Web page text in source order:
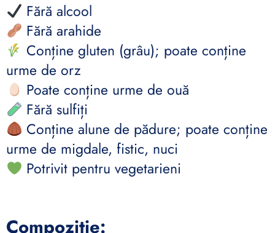
Fără alcool
Fără arahide
Conține gluten (grâu); poate conține
urme de orz
Poate conține urme de ouă
Fără sulfiți
Conține alune de pădure; poate conține
urme de migdale, fistic, nuci
Potrivit pentru vegetarieni
Compoziție: